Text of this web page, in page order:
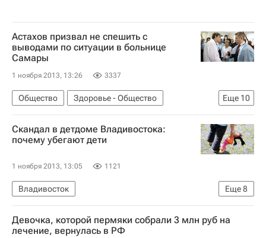
Астахов призвал не спешить с
выводами по ситуации в больнице
Самары
1 ноября 2013, 13:26 3337
Еще 10
Общество
Здоровье - Общество
Проверка фактов жестокого обращения с детьми в самарской больнице
Жизнь без преград
Самара
Весь мир
Приволжский ФО
Павел Астахов
Детские вопросы
Скандал в детдоме Владивостока:
почему убегают дети
1 ноября 2013, 13:05 1121
Еще8
Владивосток
Избиение детдомовца в Приморье
Жизнь без преград
Приморский край
Девочка, которой пермяки собрали 3 млн руб на
лечение, вернулась в РФ